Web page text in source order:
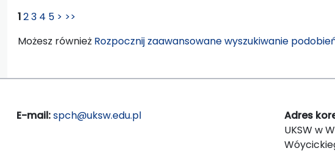
123 4 5 > >>
Możesz również Rozpocznij zaawansowane wyszukiwanie
E-mail:spch@uksw.edu.pl
Adres
UKSW w